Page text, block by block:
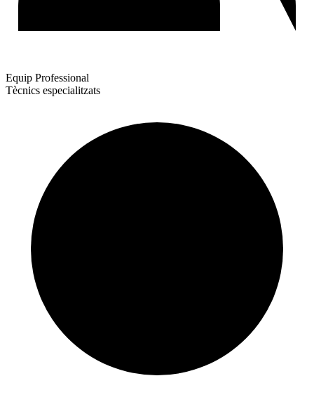
Equip Professional
Tècnics especialitzats